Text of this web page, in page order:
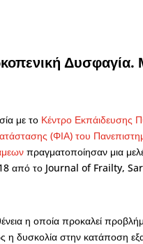
με το Κέντρο Εκπάιδευσης
(ΦΙΑ) του
πραγματοποίησαν μια
από το Journal of Frailty,
η οποία προκαλεί
η δυσκολία στην κατάποση